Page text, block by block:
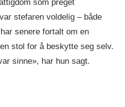
som preget
stefaren voldelig – både
senere fortalt om en
stol for å beskytte seg selv.
sinne», har hun sagt.